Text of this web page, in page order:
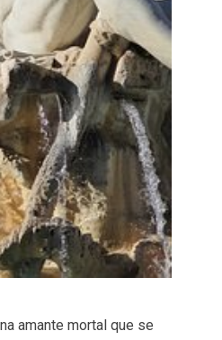
amante mortal que se